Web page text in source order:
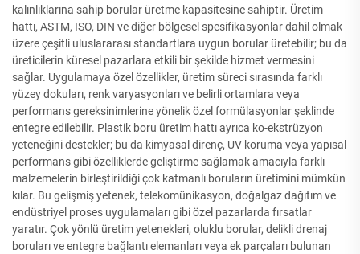
kalınlıklarına sahip borular üretme kapasitesine sahiptir. Üretim
hattı, ASTM, ISO, DIN ve diğer bölgesel spesifikasyonlar dahil olmak
üzere çeşitli uluslararası standartlara uygun borular üretebilir; bu da
üreticilerin küresel pazarlara etkili bir şekilde hizmet vermesini
sağlar. Uygulamaya özel özellikler, üretim süreci sırasında farklı
yüzey dokuları, renk varyasyonları ve belirli ortamlara veya
performans gereksinimlerine yönelik özel formülasyonlar şeklinde
entegre edilebilir. Plastik boru üretim hattı ayrıca ko-ekstrüzyon
yeteneğini destekler; bu da kimyasal direnç, UV koruma veya yapısal
performans gibi özelliklerde geliştirme sağlamak amacıyla farklı
malzemelerin birleştirildiği çok katmanlı boruların üretimini mümkün
kılar. Bu gelişmiş yetenek, telekomünikasyon, doğalgaz dağıtım ve
endüstriyel proses uygulamaları gibi özel pazarlarda fırsatlar
yaratır. Çok yönlü üretim yetenekleri, oluklu borular, delikli drenaj
boruları ve entegre bağlantı elemanları veya ek parçaları bulunan